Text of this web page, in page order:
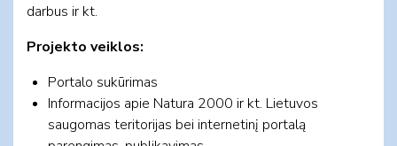
darbus ir kt.
Projekto veiklos:
Portalo sukūrimas
Informacijos apie Natura 2000 ir kt. Lietuvos
saugomas teritorijas bei internetinį portalą